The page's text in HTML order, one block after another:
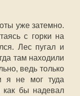
уже затемно.
с горки на
Лес пугал и
там находили
ведь только
я не мог туда
как бы надевал